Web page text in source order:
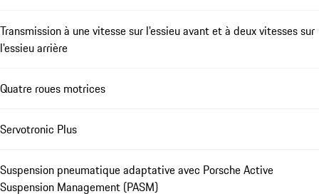
Transmission à une vitesse sur l'essieu avant et à deux vitesses sur
l'essieu arrière
Quatre roues motrices
Servotronic Plus
Suspension pneumatique adaptative avec Porsche Active
Suspension Management (PASM)